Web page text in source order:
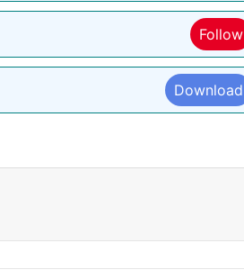
Follow
Download